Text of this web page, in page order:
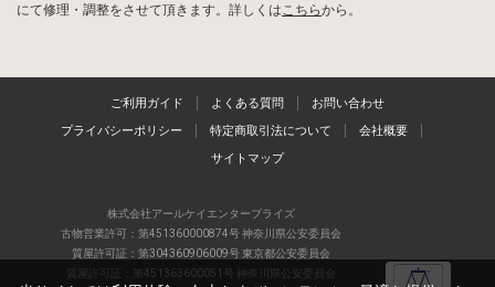
にて修理・調整をさせて頂きます。詳しくはこちらから。
ご利用ガイド よくある質問 お問い合わせ
プライバシーポリシー 特定商取引法について 会社概要
サイトマップ
株式会社アールケイエンタープライズ
古物営業許可：第451360000874号 神奈川県公安委員会
質屋許可証：第304360906009号 東京都公安委員会
質屋許可証：第451363600051号 神奈川県公安委員会